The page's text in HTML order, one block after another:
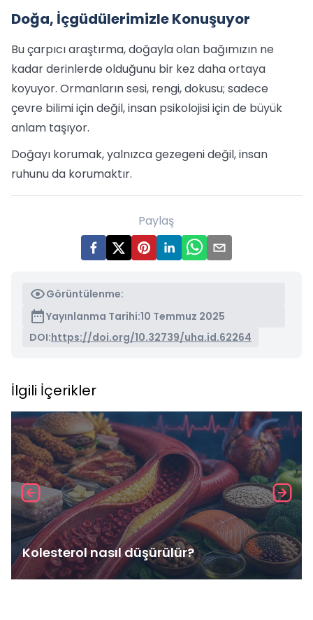
Doğa, İçgüdülerimizle Konuşuyor
Bu çarpıcı araştırma, doğayla olan bağımızın ne
kadar derinlerde olduğunu bir kez daha ortaya
koyuyor. Ormanların sesi, rengi, dokusu; sadece
çevre bilimi için değil, insan psikolojisi için de büyük
anlam taşıyor.
Doğayı korumak, yalnızca gezegeni değil, insan
ruhunu da korumaktır.
Paylaş
Görüntülenme:
Yayınlanma Tarihi:10 Temmuz 2025
DOI:https://doi.org/10.32739/uha.id.62264
İlgili İçerikler
Kolesterol nasıl düşürülür?